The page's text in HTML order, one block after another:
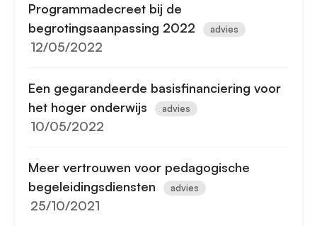
Programmadecreet bij de
begrotingsaanpassing 2022
advies
12/05/2022
Een gegarandeerde basisfinanciering voor
het hoger onderwijs
advies
10/05/2022
Meer vertrouwen voor pedagogische
begeleidingsdiensten
advies
25/10/2021